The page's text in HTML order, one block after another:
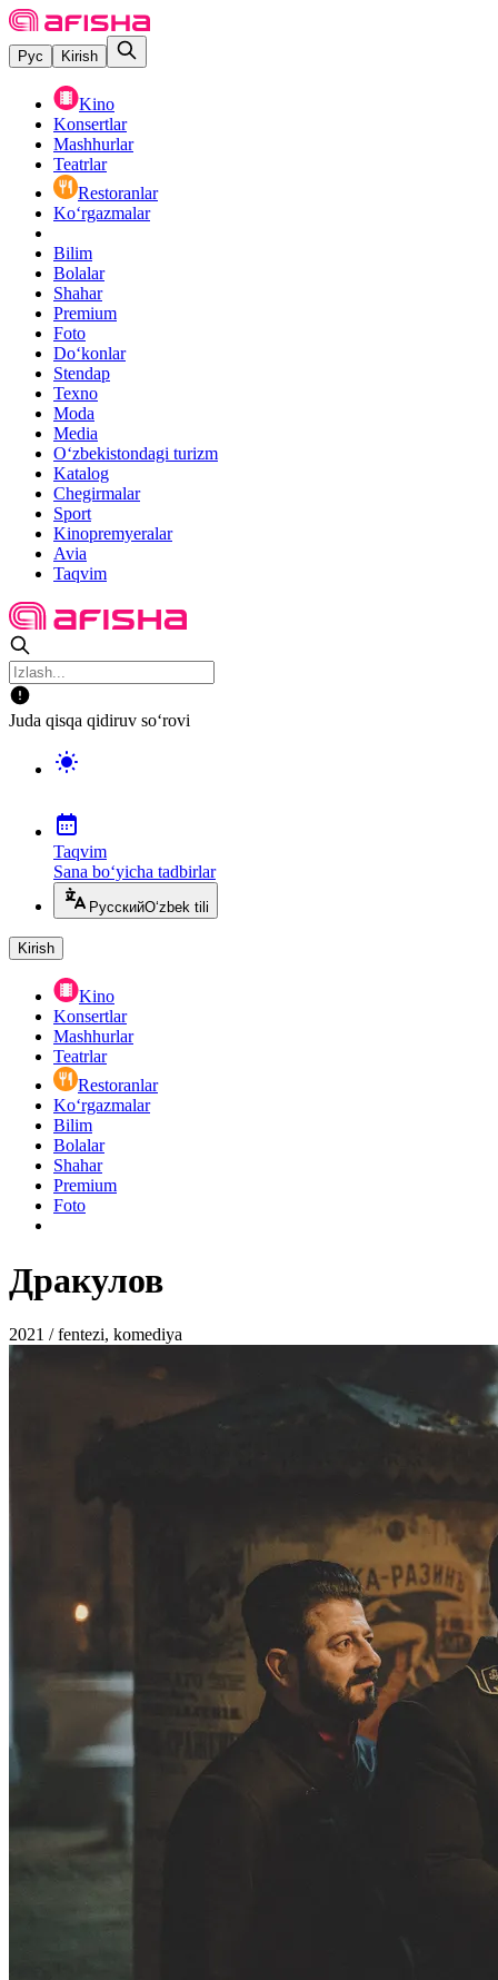
Рус Kirish
Kino
Konsertlar
Mashhurlar
Teatrlar
Restoranlar
Ko‘rgazmalar
Bilim
Bolalar
Shahar
Premium
Foto
Do‘konlar
Stendap
Texno
Moda
Media
O‘zbekistondagi turizm
Katalog
Chegirmalar
Sport
Kinopremyeralar
Avia
Taqvim
Juda qisqa qidiruv so‘rovi
Taqvim
Sana bo‘yicha tadbirlar
РусскийO‘zbek tili
Kirish
Kino
Konsertlar
Mashhurlar
Teatrlar
Restoranlar
Ko‘rgazmalar
Bilim
Bolalar
Shahar
Premium
Foto
Дракулов
2021 / fentezi, komediya